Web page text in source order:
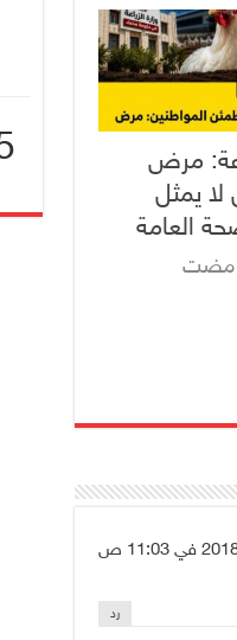
مرض
لا يمثل
العامة
رد